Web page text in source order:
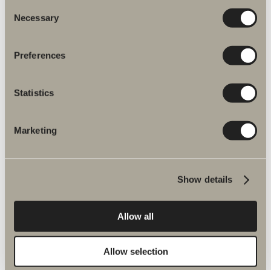
Selection
Necessary
Preferences
Statistics
Marketing
Show details
Allow all
Allow selection
För att underlätta för dig har vi samlat in våra
Fler produkter inom Reservdelar
blandare
Halde reservdelar